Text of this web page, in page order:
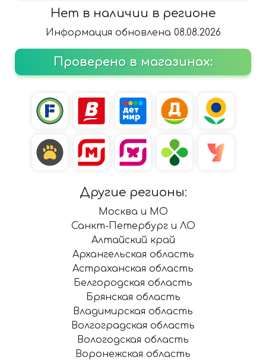
Нет в наличии в регионе
Информация обновлена 08.08.2026
Проверено в магазинах:
Другие регионы:
Москва и МО
Санкт-Петербург и ЛО
Алтайский край
Архангельская область
Астраханская область
Белгородская область
Брянская область
Владимирская область
Волгоградская область
Вологодская область
Воронежская область